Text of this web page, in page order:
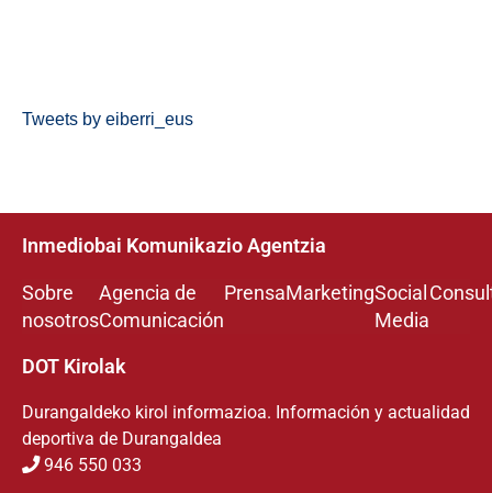
Tweets by eiberri_eus
Inmediobai Komunikazio Agentzia
Sobre
nosotros
Agencia de
Comunicación
PrensaMarketingSocial
Media
DOT Kirolak
Durangaldeko kirol informazioa. Información y actualidad
deportiva de Durangaldea
946 550 033